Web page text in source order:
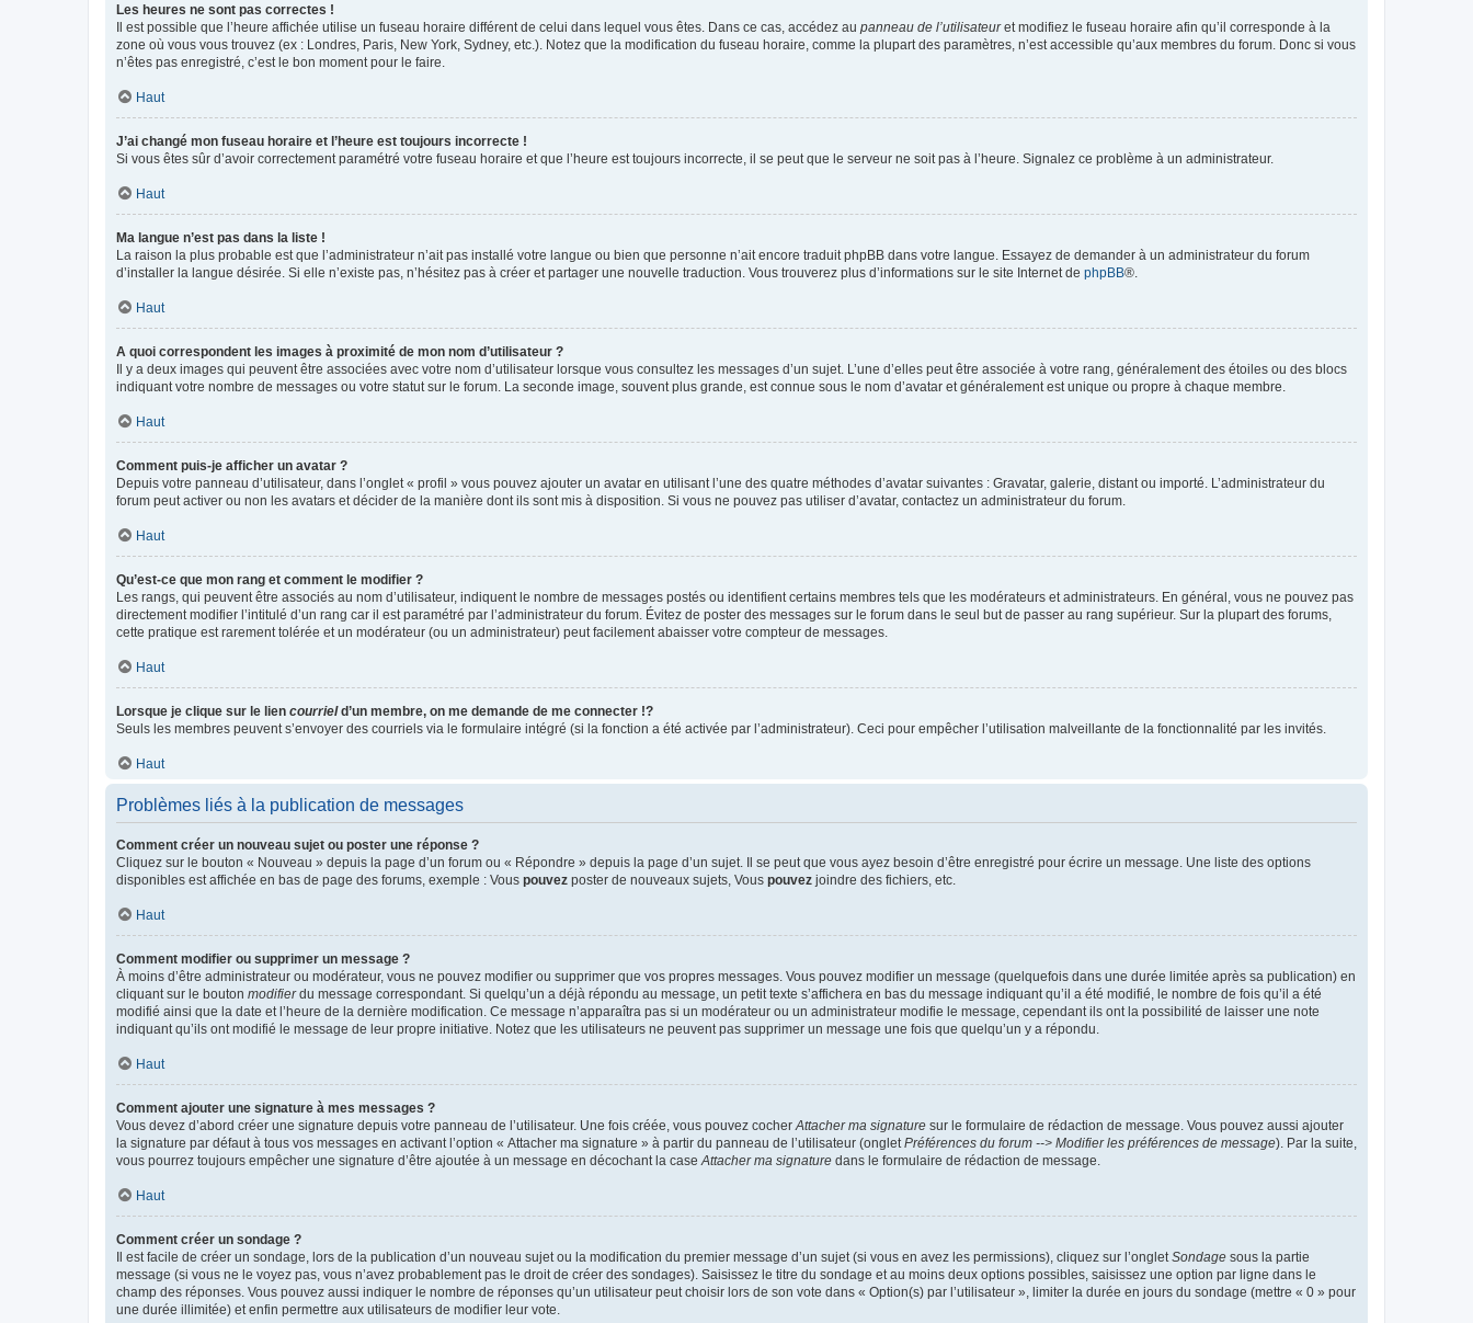
Les heures ne sont pas correctes !
Il est possible que l’heure affichée utilise un fuseau horaire différent de celui dans lequel vous êtes. Dans ce cas, accédez au panneau de l’utilisateuret modifiez le fuseau horaire afin qu’il corresponde à la
zone où vous vous trouvez (ex : Londres, Paris, New York, Sydney, etc.). Notez que la modification du fuseau horaire, comme la plupart des paramètres, n’est accessible qu’aux membres du forum. Donc si vous
n’êtes pas enregistré, c’est le bon moment pour le faire.
Haut
J’ai changé mon fuseau horaire et l’heure est toujours incorrecte !
Si vous êtes sûr d’avoir correctement paramétré votre fuseau horaire et que l’heure est toujours incorrecte, il se peut que le serveur ne soit pas à l’heure. Signalez ce problème à un administrateur.
Haut
Ma langue n’est pas dans la liste !
La raison la plus probable est que l’administrateur n’ait pas installé votre langue ou bien que personne n’ait encore traduit phpBB dans votre langue. Essayez de demander à un administrateur du forum
d’installer la langue désirée. Si elle n’existe pas, n’hésitez pas à créer et partager une nouvelle traduction. Vous trouverez plus d’informations sur le site Internet de phpBB®.
Haut
A quoi correspondent les images à proximité de mon nom d’utilisateur ?
Il y a deux images qui peuvent être associées avec votre nom d’utilisateur lorsque vous consultez les messages d’un sujet. L’une d’elles peut être associée à votre rang, généralement des étoiles ou des blocs
indiquant votre nombre de messages ou votre statut sur le forum. La seconde image, souvent plus grande, est connue sous le nom d’avatar et généralement est unique ou propre à chaque membre.
Haut
Comment puis-je afficher un avatar ?
Depuis votre panneau d’utilisateur, dans l’onglet « profil » vous pouvez ajouter un avatar en utilisant l’une des quatre méthodes d’avatar suivantes : Gravatar, galerie, distant ou importé. L’administrateur du
forum peut activer ou non les avatars et décider de la manière dont ils sont mis à disposition. Si vous ne pouvez pas utiliser d’avatar, contactez un administrateur du forum.
Haut
Qu’est-ce que mon rang et comment le modifier ?
Les rangs, qui peuvent être associés au nom d’utilisateur, indiquent le nombre de messages postés ou identifient certains membres tels que les modérateurs et administrateurs. En général, vous ne pouvez pas
directement modifier l’intitulé d’un rang car il est paramétré par l’administrateur du forum. Évitez de poster des messages sur le forum dans le seul but de passer au rang supérieur. Sur la plupart des forums,
cette pratique est rarement tolérée et un modérateur (ou un administrateur) peut facilement abaisser votre compteur de messages.
Haut
Lorsque je clique sur le lien courrield’un membre, on me demande de me connecter !?
Seuls les membres peuvent s’envoyer des courriels via le formulaire intégré (si la fonction a été activée par l’administrateur). Ceci pour empêcher l’utilisation malveillante de la fonctionnalité par les invités.
Haut
Problèmes liés à la publication de messages
Comment créer un nouveau sujet ou poster une réponse ?
Cliquez sur le bouton « Nouveau » depuis la page d’un forum ou « Répondre » depuis la page d’un sujet. Il se peut que vous ayez besoin d’être enregistré pour écrire un message. Une liste des options
disponibles est affichée en bas de page des forums, exemple : Vous pouvez poster de nouveaux sujets, Vous pouvez joindre des fichiers, etc.
Haut
Comment modifier ou supprimer un message ?
À moins d’être administrateur ou modérateur, vous ne pouvez modifier ou supprimer que vos propres messages. Vous pouvez modifier un message (quelquefois dans une durée limitée après sa publication) en
cliquant sur le bouton modifierdu message correspondant. Si quelqu’un a déjà répondu au message, un petit texte s’affichera en bas du message indiquant qu’il a été modifié, le nombre de fois qu’il a été
modifié ainsi que la date et l’heure de la dernière modification. Ce message n’apparaîtra pas si un modérateur ou un administrateur modifie le message, cependant ils ont la possibilité de laisser une note
indiquant qu’ils ont modifié le message de leur propre initiative. Notez que les utilisateurs ne peuvent pas supprimer un message une fois que quelqu’un y a répondu.
Haut
Comment ajouter une signature à mes messages ?
Vous devez d’abord créer une signature depuis votre panneau de l’utilisateur. Une fois créée, vous pouvez cocher Attacher ma signature sur le formulaire de rédaction de message. Vous pouvez aussi ajouter
la signature par défaut à tous vos messages en activant l’option « Attacher ma signature » à partir du panneau de l’utilisateur (onglet Préférences du forum --> Modifier les préférences de message). Par la suite,
vous pourrez toujours empêcher une signature d’être ajoutée à un message en décochant la case Attacher ma signature dans le formulaire de rédaction de message.
Haut
Comment créer un sondage ?
Il est facile de créer un sondage, lors de la publication d’un nouveau sujet ou la modification du premier message d’un sujet (si vous en avez les permissions), cliquez sur l’onglet Sondage sous la partie
message (si vous ne le voyez pas, vous n’avez probablement pas le droit de créer des sondages). Saisissez le titre du sondage et au moins deux options possibles, saisissez une option par ligne dans le
champ des réponses. Vous pouvez aussi indiquer le nombre de réponses qu’un utilisateur peut choisir lors de son vote dans « Option(s) par l’utilisateur », limiter la durée en jours du sondage (mettre « 0 » pour
une durée illimitée) et enfin permettre aux utilisateurs de modifier leur vote.